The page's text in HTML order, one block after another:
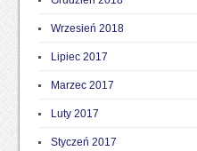
Wrzesień 2018
Lipiec 2017
Marzec 2017
Luty 2017
Styczeń 2017